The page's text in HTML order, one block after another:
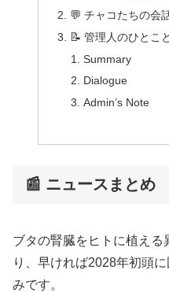
💬 チャコたちの会
📝 管理人のひとこと
Summary
Dialogue
Admin’s Note
📰 ニュースまとめ
ブタの腎臓をヒトに植え
り、早ければ2028年初頭
みです。